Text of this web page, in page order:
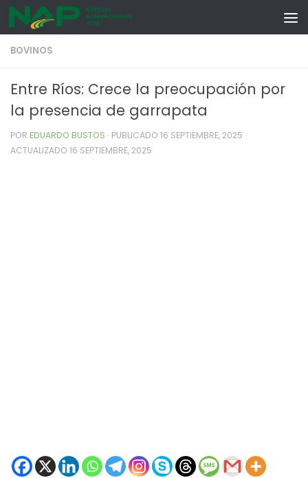
Skip to content
BOVINOS
Entre Ríos: Crece la preocupación por
la presencia de garrapata
POR EDUARDO BUSTOS · PUBLICADO 16 SEPTIEMBRE, 2025 ·
ACTUALIZADO 16 SEPTIEMBRE, 2025